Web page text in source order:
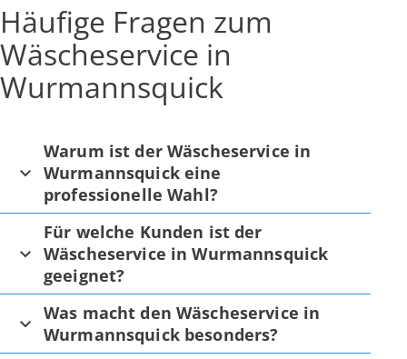
Häufige Fragen zum
Wäscheservice in
Wurmannsquick
Warum ist der Wäscheservice in
Wurmannsquick eine
professionelle Wahl?
Für welche Kunden ist der
Wäscheservice in Wurmannsquick
geeignet?
Was macht den Wäscheservice in
Wurmannsquick besonders?